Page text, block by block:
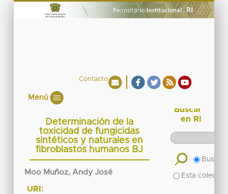
Contacto
Menú
Determinación de la
toxicidad de fungicidas
sintéticos y naturales en
fibroblastos humanos BJ
Moo Muñoz, Andy José
URI:
Buscar
en RI
Buscar
Esta